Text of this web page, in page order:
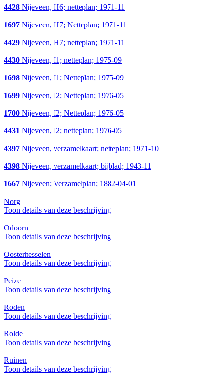
4428 Nijeveen, H6; netteplan; 1971-11
1697 Nijeveen, H7; Netteplan; 1971-11
4429 Nijeveen, H7; netteplan; 1971-11
4430 Nijeveen, I1; netteplan; 1975-09
1698 Nijeveen, I1; Netteplan; 1975-09
1699 Nijeveen, I2; Netteplan; 1976-05
1700 Nijeveen, I2; Netteplan; 1976-05
4431 Nijeveen, I2; netteplan; 1976-05
4397 Nijeveen, verzamelkaart; netteplan; 1971-10
4398 Nijeveen, verzamelkaart; bijblad; 1943-11
1667 Nijeveen; Verzamelplan; 1882-04-01
Norg
Toon details van deze beschrijving
Odoorn
Toon details van deze beschrijving
Oosterhesselen
Toon details van deze beschrijving
Peize
Toon details van deze beschrijving
Roden
Toon details van deze beschrijving
Rolde
Toon details van deze beschrijving
Ruinen
Toon details van deze beschrijving